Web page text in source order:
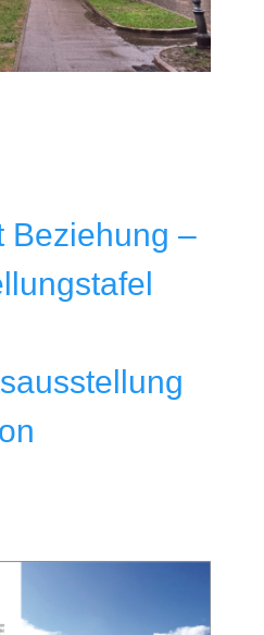
Beziehung –